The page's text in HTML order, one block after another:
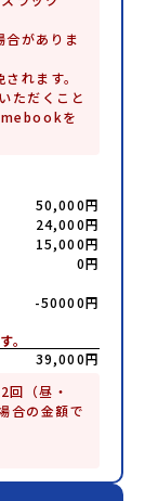
合がありま
れます。
ただくこと
を
50,000円
24,000円
15,000円
0円
-50000円
。
39,000円
回（昼・
合の金額で